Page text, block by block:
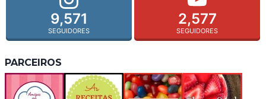
9,571
SEGUIDORES
2,577
SEGUIDORES
PARCEIROS